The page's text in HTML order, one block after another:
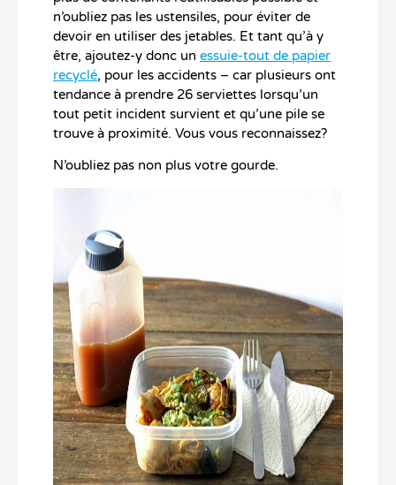
n’oubliez pas les ustensiles, pour éviter de
devoir en utiliser des jetables. Et tant qu’à y
être, ajoutez-y donc un essuie-tout de papier
recyclé, pour les accidents – car plusieurs ont
tendance à prendre 26 serviettes lorsqu’un
tout petit incident survient et qu’une pile se
trouve à proximité. Vous vous reconnaissez?
N’oubliez pas non plus votre gourde.